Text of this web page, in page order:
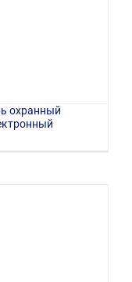
охранный